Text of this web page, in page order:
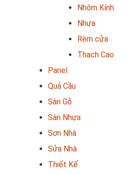
Nhôm Kính
Nhựa
Rèm cửa
Thạch Cao
Panel
Quả Cầu
Sàn Gỗ
Sàn Nhựa
Sơn Nhà
Sửa Nhà
Thiết Kế